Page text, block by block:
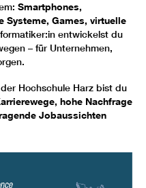
Smartphones,
Systeme, Games, virtuelle
entwickelst du
– für Unternehmen,
Hochschule Harz bist du
hohe Nachfrage
Jobaussichten